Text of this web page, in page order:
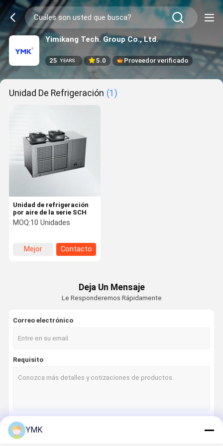
Yimikang Tech. Group Co., Ltd.
25 YEARS 5.0 Proveedor verificado
Unidad De Refrigeración (1)
Unidad de refrigeración
por aire de la serie SCH
MOQ:10 Unidades
Mejor
Contacto
Deja Un Mensaje
Le Responderemos Rápidamente
Correo electrónico
Requisito
YMK